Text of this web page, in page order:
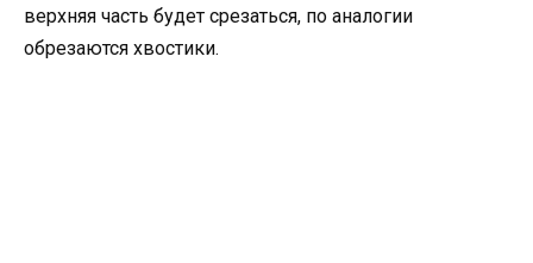
верхняя часть будет срезаться, по аналогии
обрезаются хвостики.